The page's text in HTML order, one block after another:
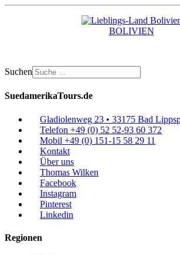
BOLIVIEN
Suchen
SuedamerikaTours.de
Gladiolenweg 23 • 33175 Bad
Telefon +49 (0) 52 52-93 60 372
Mobil +49 (0) 151-15 58 29 11
Kontakt
Über uns
Thomas Wilken
Facebook
Instagram
Pinterest
Linkedin
Regionen